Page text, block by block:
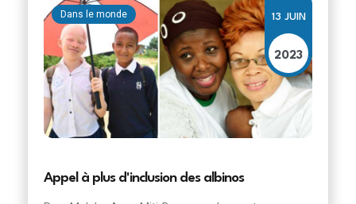
13 JUIN
2023
Dans le monde
Appel à plus d'inclusion des albinos